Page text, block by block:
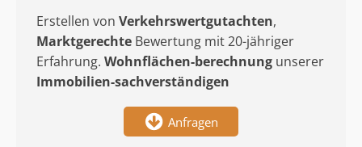
Erstellen von Verkehrswertgutachten,
Marktgerechte Bewertung mit 20-jähriger
Erfahrung. Wohnflächen-berechnung unserer
Immobilien-sachverständigen
Anfragen